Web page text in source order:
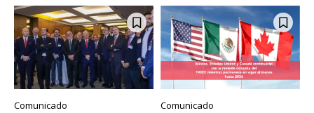
Comunicado Comunicado